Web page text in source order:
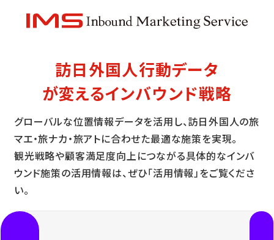
訪日外国人行動データ
が変えるインバウンド戦略
グローバルな位置情報データを活用し、訪日外国人の旅
マエ・旅ナカ・旅アトに合わせた最適な施策を実現。
観光戦略や顧客満足度向上につながる具体的なインバ
ウンド施策の活用情報は、ぜひ「活用情報」をご覧くださ
い。